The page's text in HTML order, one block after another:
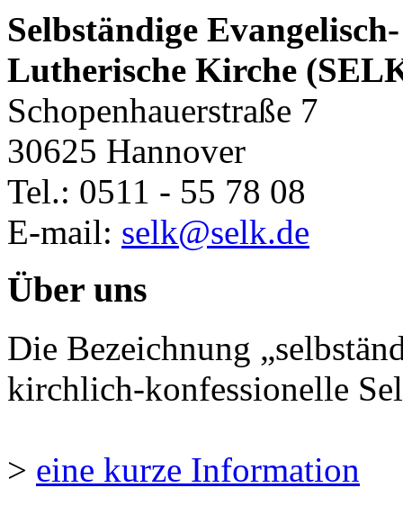
Selbständige Evangelisch-
Lutherische Kirche
Schopenhauerstraße 7
30625 Hannover
Tel.: 0511 - 55 78 08
E-mail: selk@selk.de
Über uns
Die Bezeichnung
kirchlich-konfessionelle
> eine kurze Information